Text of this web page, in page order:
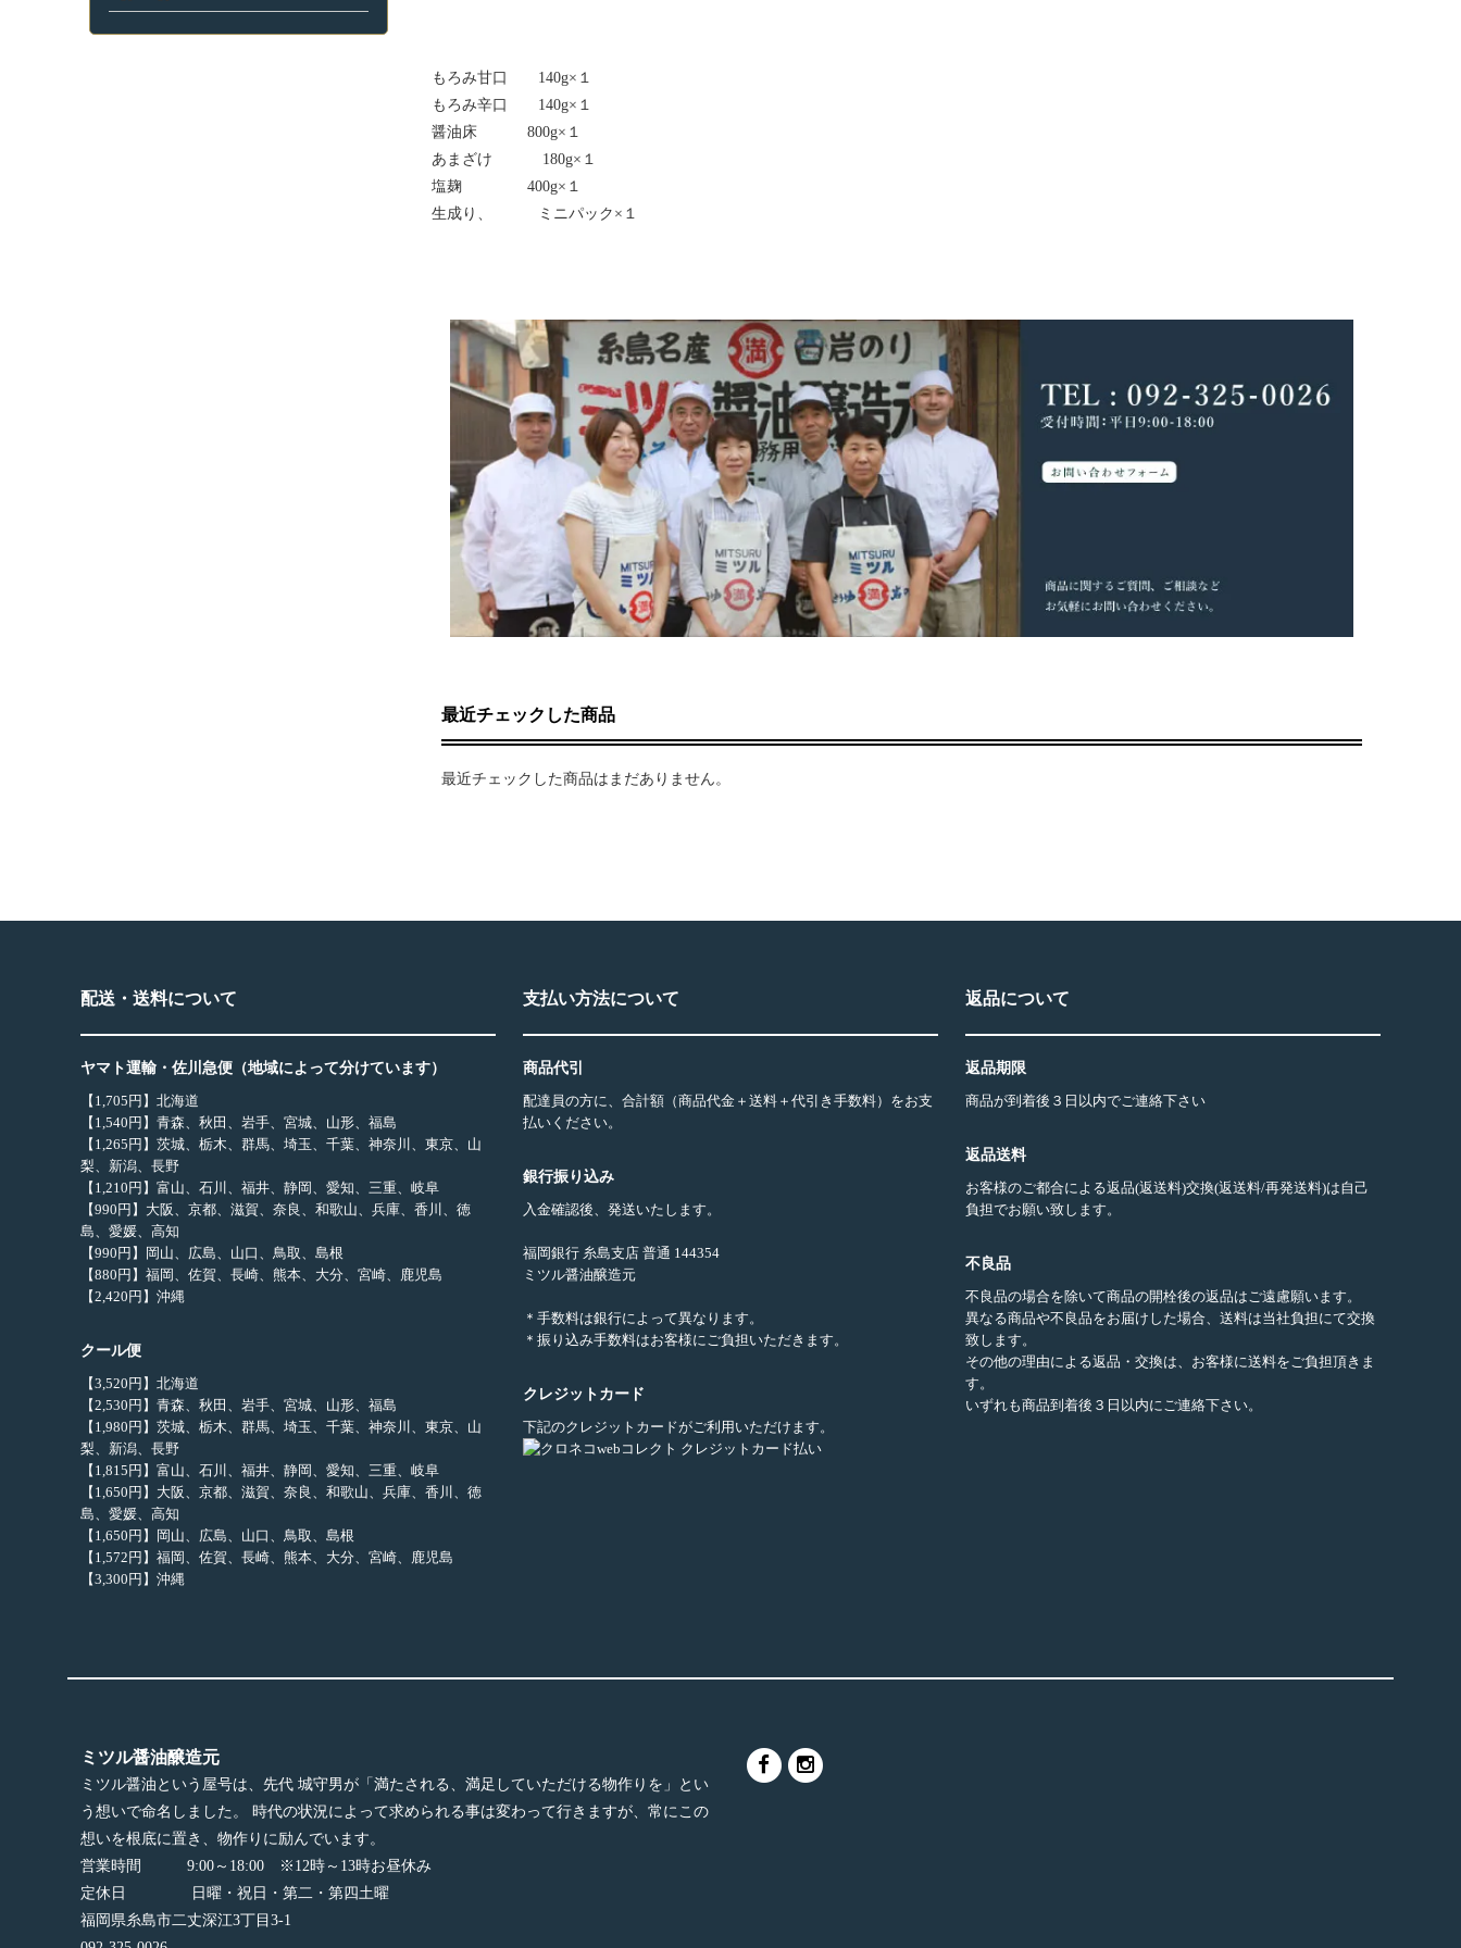
もろみ甘口 140g×１
もろみ辛口 140g×１
醤油床 800g×１
あまざけ 180g×１
塩麹 400g×１
生成り、 ミニパック×１
最近チェックした商品
最近チェックした商品はまだありません。
配送・送料について
ヤマト運輸・佐川急便（地域によって分けています）
【1,705円】北海道
【1,540円】青森、秋田、岩手、宮城、山形、福島
【1,265円】茨城、栃木、群馬、埼玉、千葉、神奈川、東京、山
梨、新潟、長野
【1,210円】富山、石川、福井、静岡、愛知、三重、岐阜
【990円】大阪、京都、滋賀、奈良、和歌山、兵庫、香川、徳
島、愛媛、高知
【990円】岡山、広島、山口、鳥取、島根
【880円】福岡、佐賀、長崎、熊本、大分、宮崎、鹿児島
【2,420円】沖縄
クール便
【3,520円】北海道
【2,530円】青森、秋田、岩手、宮城、山形、福島
【1,980円】茨城、栃木、群馬、埼玉、千葉、神奈川、東京、山
梨、新潟、長野
【1,815円】富山、石川、福井、静岡、愛知、三重、岐阜
【1,650円】大阪、京都、滋賀、奈良、和歌山、兵庫、香川、徳
島、愛媛、高知
【1,650円】岡山、広島、山口、鳥取、島根
【1,572円】福岡、佐賀、長崎、熊本、大分、宮崎、鹿児島
【3,300円】沖縄
支払い方法について
商品代引
配達員の方に、合計額（商品代金＋送料＋代引き手数料）をお支
払いください。
銀行振り込み
入金確認後、発送いたします。
福岡銀行 糸島支店 普通 144354
ミツル醤油醸造元
＊手数料は銀行によって異なります。
＊振り込み手数料はお客様にご負担いただきます。
クレジットカード
下記のクレジットカードがご利用いただけます。
返品について
返品期限
商品が到着後３日以内でご連絡下さい
返品送料
お客様のご都合による返品(返送料)交換(返送料/再発送料)は自己
負担でお願い致します。
不良品
不良品の場合を除いて商品の開栓後の返品はご遠慮願います。
異なる商品や不良品をお届けした場合、送料は当社負担にて交換
致します。
その他の理由による返品・交換は、お客様に送料をご負担頂きま
す。
いずれも商品到着後３日以内にご連絡下さい。
ミツル醤油醸造元
ミツル醤油という屋号は、先代 城守男が「満たされる、満足していただける物作りを」とい
う想いで命名しました。 時代の状況によって求められる事は変わって行きますが、常にこの
想いを根底に置き、物作りに励んでいます。
営業時間 9:00～18:00 ※12時～13時お昼休み
定休日 日曜・祝日・第二・第四土曜
福岡県糸島市二丈深江3丁目3-1